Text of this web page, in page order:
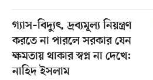
গ্যাস–বিদ্যুৎ, দ্রব্যমূল্য নিয়ন্ত্রণ
করতে না পারলে সরকার যেন
ক্ষমতায় থাকার স্বপ্ন না দেখে:
নাহিদ ইসলাম